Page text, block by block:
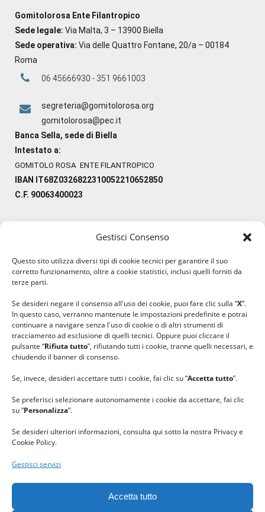
Gestisci Consenso
Questo sito utilizza diversi tipi di cookie tecnici per garantire il suo
corretto funzionamento, oltre a cookie statistici, inclusi quelli forniti da
terze parti.
Se desideri negare il consenso all'uso dei cookie, puoi fare clic sulla “X”.
In questo caso, verranno mantenute le impostazioni predefinite e potrai
continuare a navigare senza l'uso di cookie o di altri strumenti di
tracciamento ad esclusione di quelli tecnici. Oppure puoi cliccare il
pulsante “Rifiuta tutto”, rifiutando tutti i cookie, tranne quelli necessari, e
chiudendo il banner di consenso.
Se, invece, desideri accettare tutti i cookie, fai clic su “Accetta tutto”.
Se preferisci selezionare autonomamente i cookie da accettare, fai clic
su “Personalizza”.
Se desideri ulteriori informazioni, consulta qui sotto la nostra Privacy e
Cookie Policy.
Gestisci servizi
Accetta tutto
Gomitolorosa Ente Filantropico
Sede legale: Via Malta, 3 – 13900 Biella
Sede operativa: Via delle Quattro Fontane, 20/a – 00184
Roma
06 45666930 - 351 9661003
segreteria@gomitolorosa.org
gomitolorosa@pec.it
Banca Sella, sede di Biella
Intestato a:
GOMITOLO ROSA ENTE FILANTROPICO
IBAN IT68Z0326822310052210652850
C.F. 90063400023
#lanaterapia
#ilcaloredellempatia